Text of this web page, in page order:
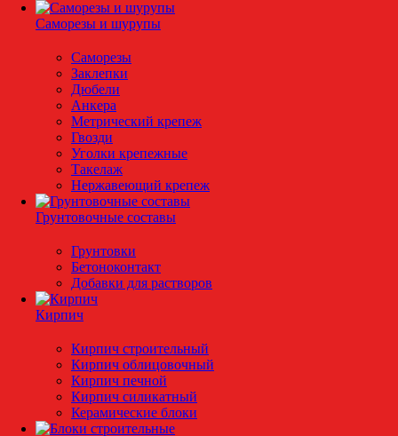
Саморезы и шурупы
Саморезы
Заклепки
Дюбели
Анкера
Метрический крепеж
Гвозди
Уголки крепежные
Такелаж
Нержавеющий крепеж
Грунтовочные составы
Грунтовки
Бетоноконтакт
Добавки для растворов
Кирпич
Кирпич строительный
Кирпич облицовочный
Кирпич печной
Кирпич силикатный
Керамические блоки